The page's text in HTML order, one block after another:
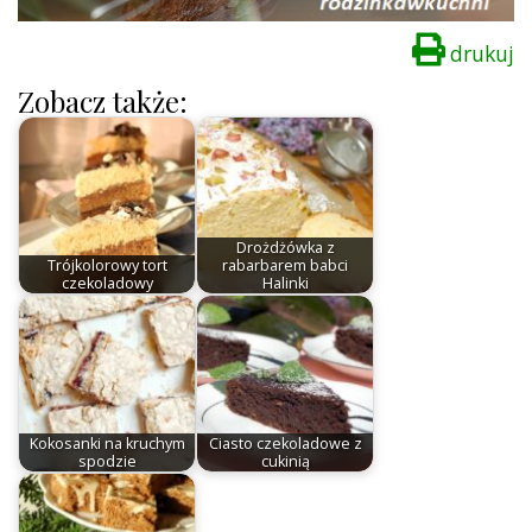
drukuj
Zobacz także:
Trójkolorowy tort
czekoladowy
Drożdżówka z
rabarbarem babci
Halinki
Kokosanki na kruchym
spodzie
Ciasto czekoladowe z
cukinią